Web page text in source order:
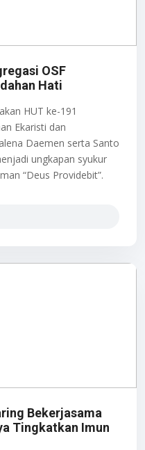
OSF
Hati
HUT ke-191
Ekaristi dan
Daemen serta Santo
ungkapan syukur
“Deus Providebit”.
Bekerjasama
Tingkatkan Imun